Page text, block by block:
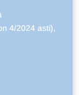
4/2024 asti),